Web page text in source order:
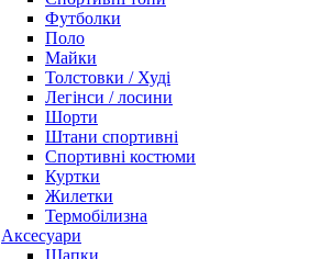
Футболки
Поло
Майки
Толстовки / Худі
Легінси / лосини
Шорти
Штани спортивні
Спортивні костюми
Куртки
Жилетки
Термобілизна
Аксесуари
Шапки